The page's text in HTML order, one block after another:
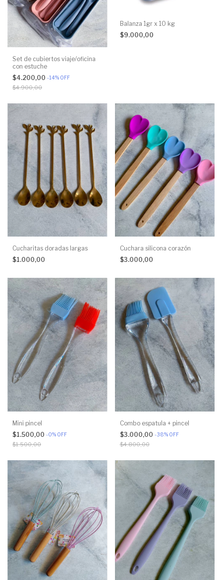
Set de cubiertos viaje/oficina
con estuche
$4.200,00 -14% OFF
$4.900,00
Balanza 1gr x 10 kg
$9.000,00
Cucharitas doradas largas
$1.000,00
Cuchara silicona corazón
$3.000,00
Mini pincel
$1.500,00 -0% OFF
$1.500,00
Combo espatula + pincel
$3.000,00 -38% OFF
$4.800,00